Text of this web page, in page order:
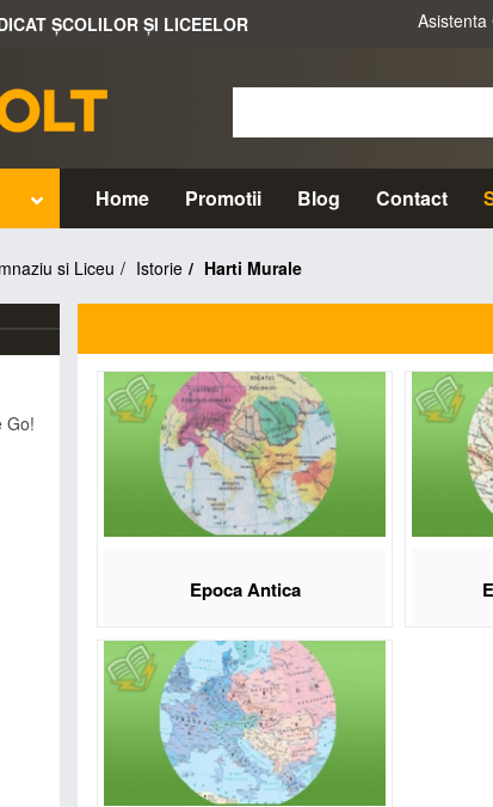
ȘCOLILOR ȘI LICEELOR Asistenta
Home Promotii Blog Contact
si Liceu Istorie Harti Murale
Go!
Epoca Antica